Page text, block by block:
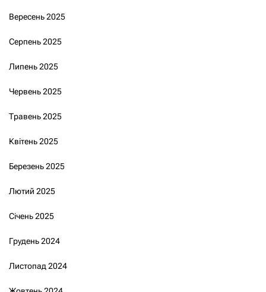
Вересень 2025
Серпень 2025
Липень 2025
Червень 2025
Травень 2025
Квітень 2025
Березень 2025
Лютий 2025
Січень 2025
Грудень 2024
Листопад 2024